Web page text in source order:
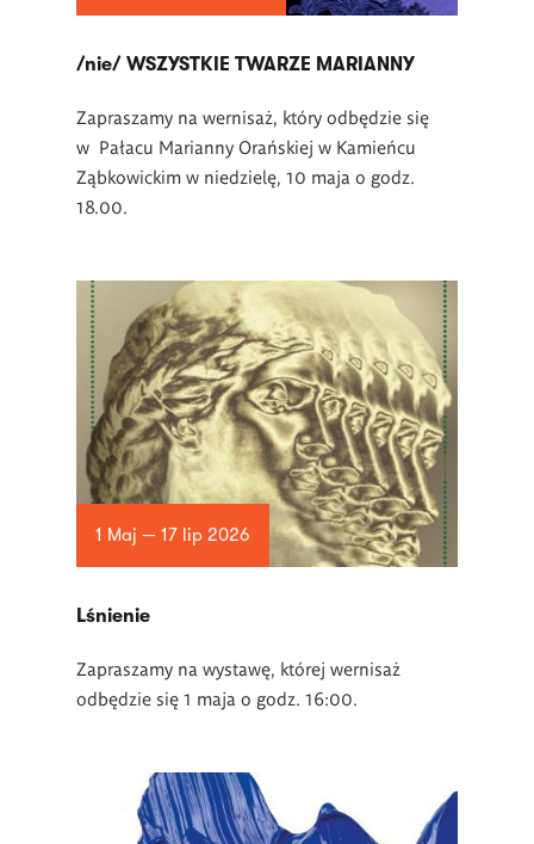
/nie/ WSZYSTKIE TWARZE MARIANNY
Zapraszamy na wernisaż, który odbędzie się
w Pałacu Marianny Orańskiej w Kamieńcu
Ząbkowickim w niedzielę, 10 maja o godz.
18.00.
1 Maj — 17 lip 2026
Lśnienie
Zapraszamy na wystawę, której wernisaż
odbędzie się 1 maja o godz. 16:00.